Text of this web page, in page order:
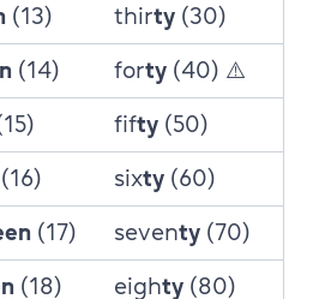
(13) thirty (30)
(14) forty (40) ⚠️
fifty (50)
(16) sixty (60)
(17) seventy (70)
(18) eighty (80)